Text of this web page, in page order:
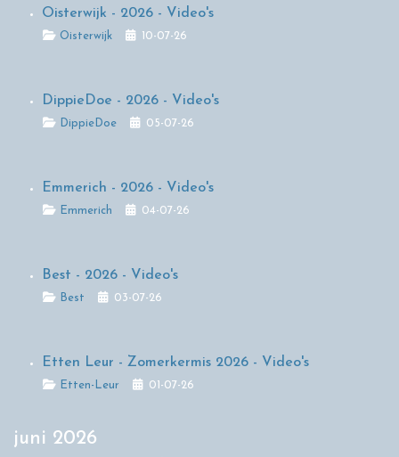
Oisterwijk - 2026 - Video's
DetailsOisterwijk 10-07-26
DippieDoe - 2026 - Video's
DetailsDippieDoe 05-07-26
Emmerich - 2026 - Video's
DetailsEmmerich 04-07-26
Best - 2026 - Video's
Details
Best 03-07-26
Etten Leur - Zomerkermis 2026 - Video's
DetailsEtten-Leur 01-07-26
juni 2026